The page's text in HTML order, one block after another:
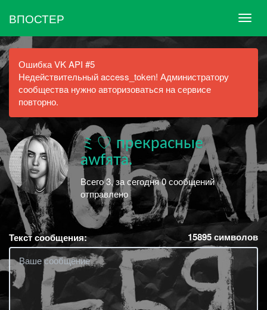
ВПОСТЕР
Ошибка VK API #5
Недействительный access_token! Администратору
сообщества нужно авторизоваться на сервисе
повторно.
ミ♡ прекрасные
awfята.
Всего 3, за сегодня 0 сообщений
отправлено
Текст сообщения: 15895символов